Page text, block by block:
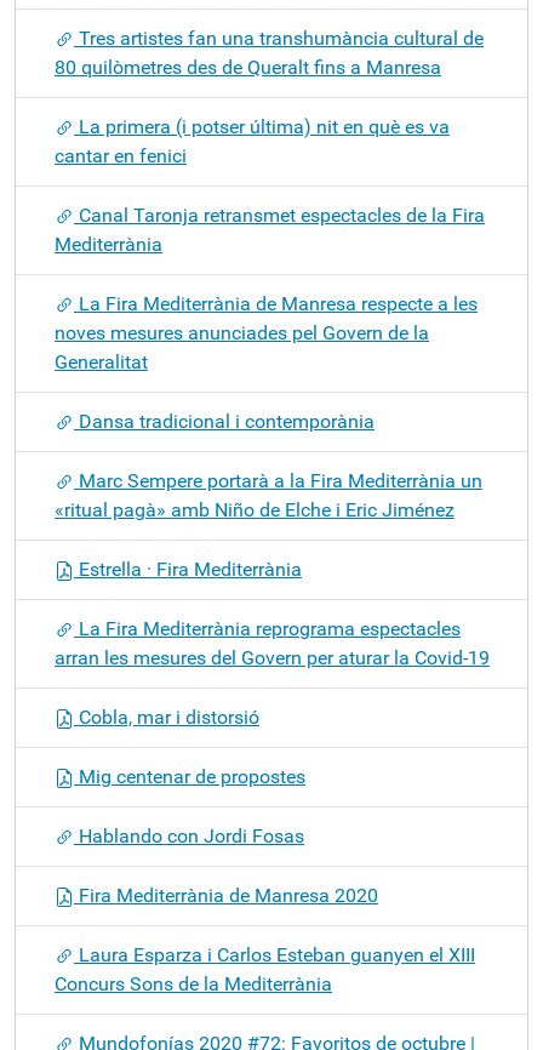
Tres artistes fan una transhumància cultural de
80 quilòmetres des de Queralt fins a Manresa
La primera (i potser última) nit en què es va
cantar en fenici
Canal Taronja retransmet espectacles de la Fira
Mediterrània
La Fira Mediterrània de Manresa respecte a les
noves mesures anunciades pel Govern de la
Generalitat
Dansa tradicional i contemporània
Marc Sempere portarà a la Fira Mediterrània un
«ritual pagà» amb Niño de Elche i Eric Jiménez
Estrella · Fira Mediterrània
La Fira Mediterrània reprograma espectacles
arran les mesures del Govern per aturar la Covid-19
Cobla, mar i distorsió
Mig centenar de propostes
Hablando con Jordi Fosas
Fira Mediterrània de Manresa 2020
Laura Esparza i Carlos Esteban guanyen el XIII
Concurs Sons de la Mediterrània
Mundofonías 2020 #72: Favoritos de octubre |